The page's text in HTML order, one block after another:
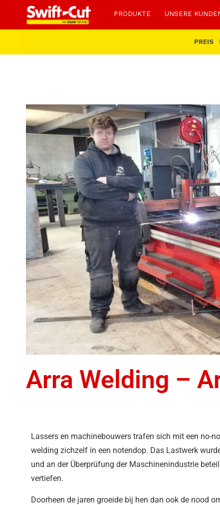
PRODUKTE UNSERE
PREIS
Arra Welding –
Lassers en machinebouwers trafen sich mit een no-
welding zichzelf in een notendop. Das Lastwerk
und an der Überprüfung der Maschinenindustrie
vertiefen.
Doorheen de jaren groeide bij hen dan ook de nood